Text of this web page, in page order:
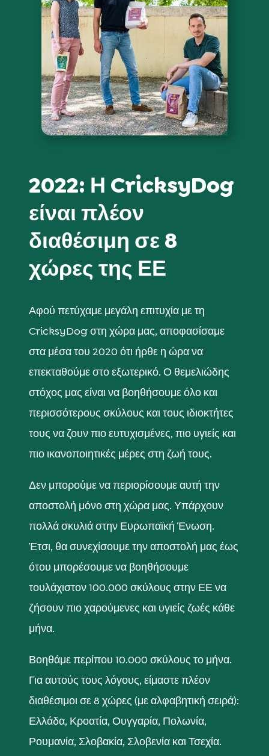
2022: Η CricksyDog
είναι πλέον
διαθέσιμη σε 8
χώρες της ΕΕ
Αφού πετύχαμε μεγάλη επιτυχία με τη
CricksyDog στη χώρα μας, αποφασίσαμε
στα μέσα του 2020 ότι ήρθε η ώρα να
επεκταθούμε στο εξωτερικό. Ο θεμελιώδης
στόχος μας είναι να βοηθήσουμε όλο και
περισσότερους σκύλους και τους ιδιοκτήτες
τους να ζουν πιο ευτυχισμένες, πιο υγιείς και
πιο ικανοποιητικές μέρες στη ζωή τους.
Δεν μπορούμε να περιορίσουμε αυτή την
αποστολή μόνο στη χώρα μας. Υπάρχουν
πολλά σκυλιά στην Ευρωπαϊκή Ένωση.
Έτσι, θα συνεχίσουμε την αποστολή μας έως
ότου μπορέσουμε να βοηθήσουμε
τουλάχιστον 100.000 σκύλους στην ΕΕ να
ζήσουν πιο χαρούμενες και υγιείς ζωές κάθε
μήνα.
Βοηθάμε περίπου 10.000 σκύλους το μήνα.
Για αυτούς τους λόγους, είμαστε πλέον
διαθέσιμοι σε 8 χώρες (με αλφαβητική σειρά):
Ελλάδα, Κροατία, Ουγγαρία, Πολωνία,
Ρουμανία, Σλοβακία, Σλοβενία και Τσεχία.